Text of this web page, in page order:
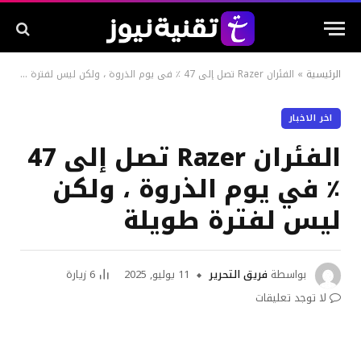
الرئيسية » الفئران Razer تصل إلى 47 ٪ في يوم الذروة ، ولكن ليس لفترة طويلة
اخر الاخبار
الفئران Razer تصل إلى 47
٪ في يوم الذروة ، ولكن
ليس لفترة طويلة
بواسطة فريق التحرير 11 يوليو, 2025 6 زيارة
لا توجد تعليقات